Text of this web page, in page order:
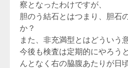
察となったわけですが、
胆のう結石とはつまり、胆石
か？
また、非充満型とはどういう
今後も検査は定期的にやろう
んとなく右の脇腹あたりが日